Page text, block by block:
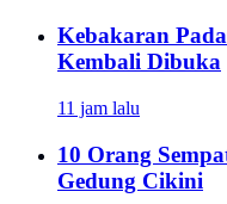
Kebakaran
Kembali Dibuka
11 jam lalu
10 Orang
Gedung Cikini